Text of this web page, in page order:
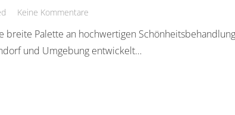
Keine Kommentare
breite Palette an hochwertigen
und Umgebung entwickelt…